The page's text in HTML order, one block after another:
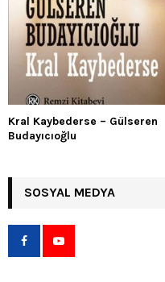
Kral Kaybederse – Gülseren
Budayıcıoğlu
SOSYAL MEDYA